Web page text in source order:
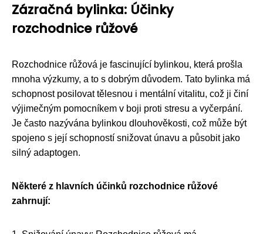
Zázračná bylinka: Účinky
rozchodnice růžové
Rozchodnice růžová je fascinující bylinkou, která prošla
mnoha výzkumy, a to s dobrým důvodem. Tato bylinka má
schopnost posilovat tělesnou i mentální vitalitu, což ji činí
výjimečným pomocníkem v boji proti stresu a vyčerpání.
Je často nazývána bylinkou dlouhověkosti, což může být
spojeno s její schopností snižovat únavu a působit jako
silný adaptogen.
Některé z hlavních účinků rozchodnice růžové
zahrnují: